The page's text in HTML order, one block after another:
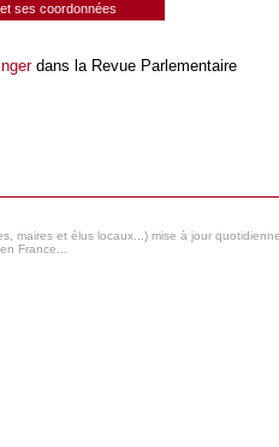
ses coordonnées
dans la Revue Parlementaire
maires et élus locaux...) mise à jour
France...